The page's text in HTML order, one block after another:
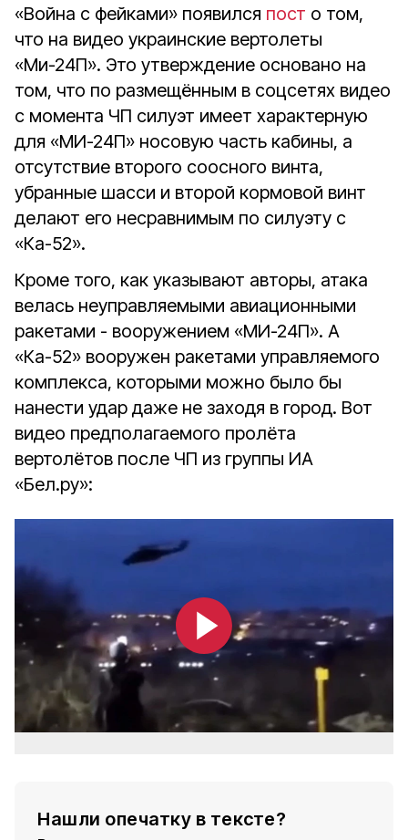
«Война с фейками» появился пост о том,
что на видео украинские вертолеты
«Ми-24П». Это утверждение основано на
том, что по размещённым в соцсетях видео
с момента ЧП силуэт имеет характерную
для «МИ-24П» носовую часть кабины, а
отсутствие второго соосного винта,
убранные шасси и второй кормовой винт
делают его несравнимым по силуэту с
«Ка-52».
Кроме того, как указывают авторы, атака
велась неуправляемыми авиационными
ракетами - вооружением «МИ-24П». А
«Ка-52» вооружен ракетами управляемого
комплекса, которыми можно было бы
нанести удар даже не заходя в город. Вот
видео предполагаемого пролёта
вертолётов после ЧП из группы ИА
«Бел.ру»:
Нашли опечатку в тексте?